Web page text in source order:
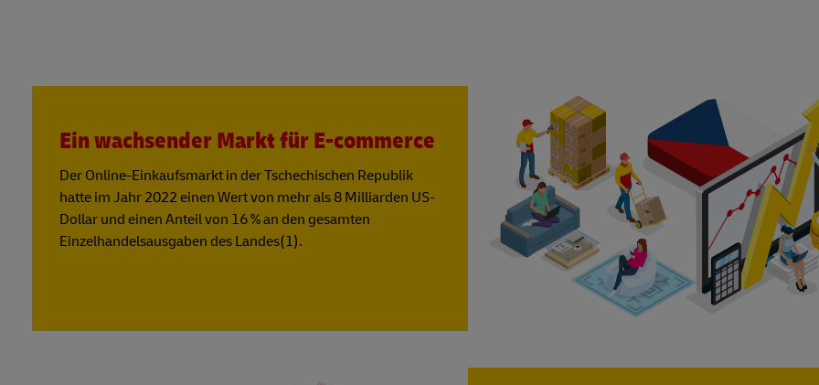
Ein wachsender Markt für E-commerce
Der Online-Einkaufsmarkt in der Tschechischen Republik
hatte im Jahr 2022 einen Wert von mehr als 8 Milliarden US-
Dollar und einen Anteil von 16 % an den gesamten
Einzelhandelsausgaben des Landes(1).